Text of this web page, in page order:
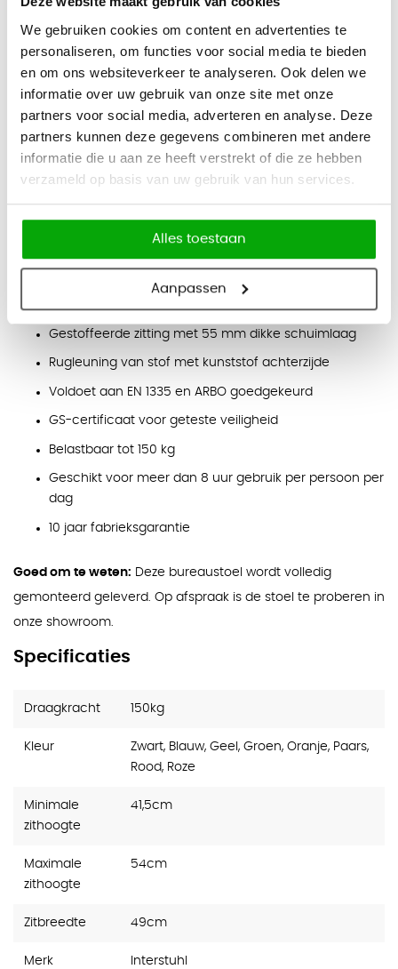
We gebruiken cookies om content en advertenties te
personaliseren, om functies voor social media te bieden
en om ons websiteverkeer te analyseren. Ook delen we
informatie over uw gebruik van onze site met onze
partners voor social media, adverteren en analyse. Deze
partners kunnen deze gegevens combineren met andere
informatie die u aan ze heeft verstrekt of die ze hebben
verzameld op basis van uw gebruik van hun services.
Alles toestaan
Aanpassen
Functies
Autolift-systeem met synchroonmechaniek
Rugleuning vast te zetten in voorste en achterste
positie
Openingshoek tussen zitting en rugleuning tot 120
graden
Zitdiepteverstelling
voorzien van zachte opdek
Eigenschappen
Gestoffeerde zitting met 55 mm dikke schuimlaag
Rugleuning van stof met kunststof achterzijde
Voldoet aan EN 1335 en ARBO goedgekeurd
GS-certificaat voor geteste veiligheid
Belastbaar tot 150 kg
Geschikt voor meer dan 8 uur gebruik per persoon per
dag
10 jaar fabrieksgarantie
Goed om te weten: Deze bureaustoel wordt volledig
gemonteerd geleverd. Op afspraak is de stoel te proberen in
onze showroom.
Specificaties
Draagkracht 150kg
Kleur
Zwart, Blauw, Geel, Groen, Oranje, Paars,
Rood, Roze
Minimale
zithoogte
41,5cm
Maximale
zithoogte
54cm
Zitbreedte 49cm
Merk Interstuhl